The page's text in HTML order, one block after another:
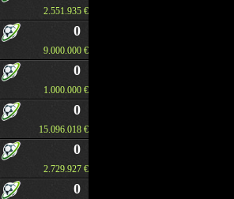
2.551.935 €
0
9.000.000 €
0
1.000.000 €
0
15.096.018 €
0
2.729.927 €
0